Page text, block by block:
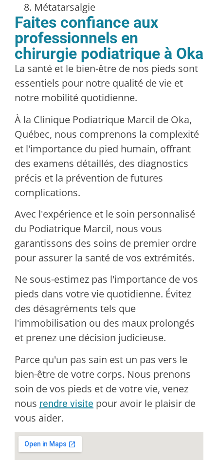
Métatarsalgie
Faites confiance aux
professionnels en
chirurgie podiatrique à Oka
La santé et le bien-être de nos pieds sont
essentiels pour notre qualité de vie et
notre mobilité quotidienne.
À la Clinique Podiatrique Marcil de Oka,
Québec, nous comprenons la complexité
et l'importance du pied humain, offrant
des examens détaillés, des diagnostics
précis et la prévention de futures
complications.
Avec l'expérience et le soin personnalisé
du Podiatrique Marcil, nous vous
garantissons des soins de premier ordre
pour assurer la santé de vos extrémités.
Ne sous-estimez pas l'importance de vos
pieds dans votre vie quotidienne. Évitez
des désagréments tels que
l'immobilisation ou des maux prolongés
et prenez une décision judicieuse.
Parce qu'un pas sain est un pas vers le
bien-être de votre corps. Nous prenons
soin de vos pieds et de votre vie, venez
nous rendre visite pour avoir le plaisir de
vous aider.